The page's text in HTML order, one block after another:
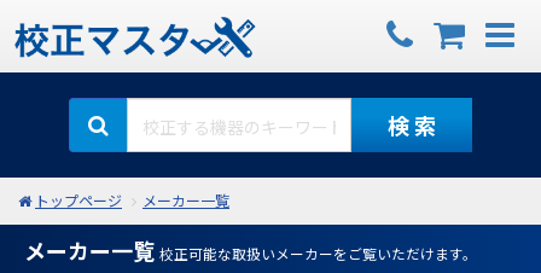
検 索
トップページ メーカー一覧
メーカー一覧 校正可能な取扱いメーカーをご覧いただけます。